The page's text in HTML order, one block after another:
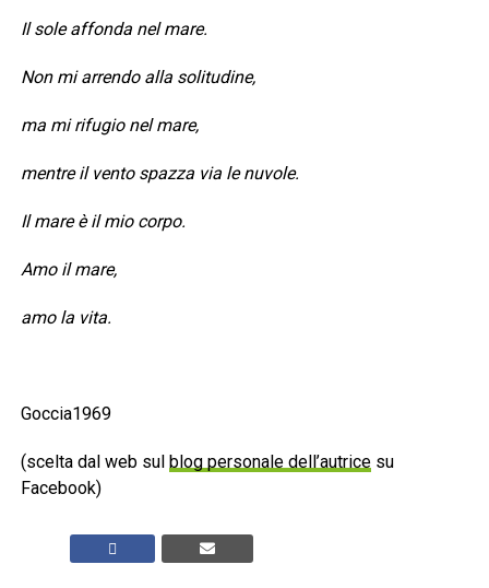
Il sole affonda nel mare.
Non mi arrendo alla solitudine,
ma mi rifugio nel mare,
mentre il vento spazza via le nuvole.
Il mare è il mio corpo.
Amo il mare,
amo la vita.
Goccia1969
(scelta dal web sul blog personale dell’autricesu
Facebook)